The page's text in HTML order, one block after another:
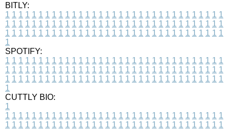
BITLY:
1 1 1 1 1 1 1 1 1 1 1 1 1 1 1 1 1 1 1 1 1 1 1 1 1 1 1 1 1 1 1 1 1
1 1 1 1 1 1 1 1 1 1 1 1 1 1 1 1 1 1 1 1 1 1 1 1 1 1 1 1 1 1 1 1 1
1 1 1 1 1 1 1 1 1 1 1 1 1 1 1 1 1 1 1 1 1 1 1 1 1 1 1 1 1 1 1 1 1
1
SPOTIFY:
1 1 1 1 1 1 1 1 1 1 1 1 1 1 1 1 1 1 1 1 1 1 1 1 1 1 1 1 1 1 1 1 1
1 1 1 1 1 1 1 1 1 1 1 1 1 1 1 1 1 1 1 1 1 1 1 1 1 1 1 1 1 1 1 1 1
1 1 1 1 1 1 1 1 1 1 1 1 1 1 1 1 1 1 1 1 1 1 1 1 1 1 1 1 1 1 1 1 1
1
CUTTLY BIO:
1
1 1 1 1 1 1 1 1 1 1 1 1 1 1 1 1 1 1 1 1 1 1 1 1 1 1 1 1 1 1 1 1 1
1 1 1 1 1 1 1 1 1 1 1 1 1 1 1 1 1 1 1 1 1 1 1 1 1 1 1 1 1 1 1 1 1